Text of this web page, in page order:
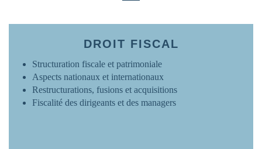
DROIT FISCAL
Structuration fiscale et patrimoniale
Aspects nationaux et internationaux
Restructurations, fusions et acquisitions
Fiscalité des dirigeants et des managers